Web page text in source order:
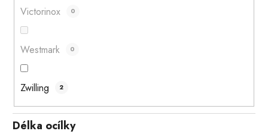
Victorinox 0
Westmark 0
Zwilling 2
Délka ocílky